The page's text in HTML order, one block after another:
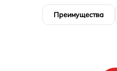
Преимущества